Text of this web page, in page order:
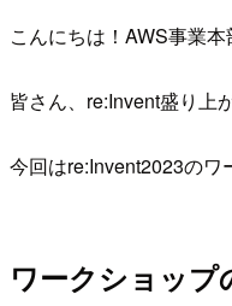
こんにちは！AWS事業本
皆さん、re:Invent盛り上
今回はre:Invent2023のワ
ワークショップ